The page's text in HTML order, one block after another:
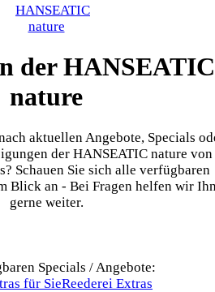
der HANSEATIC
nature
aktuellen Angebote, Specials
der HANSEATIC nature von
Schauen Sie sich alle verfügbaren
Blick an - Bei Fragen helfen wir
gerne weiter.
Specials / Angebote:
für SieReederei Extras